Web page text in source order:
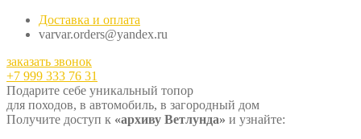
Доставка и оплата
varvar.orders@yandex.ru
заказать звонок
+7 999 333 76 31
Подарите себе уникальный топор
для походов, в автомобиль, в загородный дом
Получите доступ к «архиву Ветлунда» и узнайте: